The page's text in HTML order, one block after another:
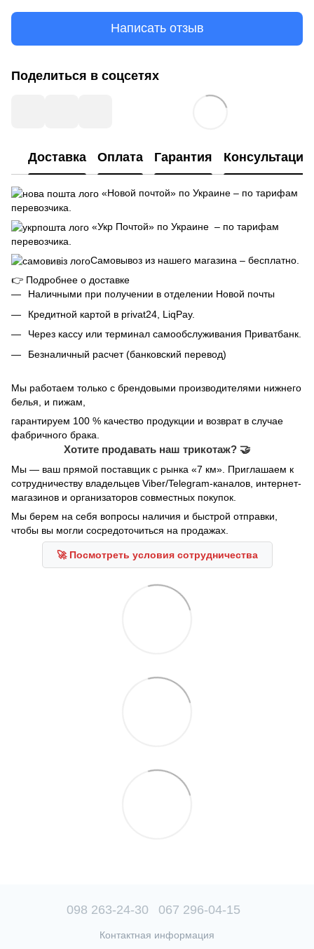
Написать отзыв
Поделиться в соцсетях
Доставка Оплата Гарантия Консультация
«Новой почтой» по Украине – по тарифам
перевозчика.
«Укр Почтой» по Украине – по тарифам
перевозчика.
Самовывоз из нашего магазина – бесплатно.
👉 Подробнее о доставке
Наличными при получении в отделении Новой почты
Кредитной картой в privat24, LiqPay.
Через кассу или терминал самообслуживания Приватбанк.
Безналичный расчет (банковский перевод)
Мы работаем только с брендовыми производителями нижнего
белья, и пижам,
гарантируем 100 % качество продукции и возврат в случае
фабричного брака.
Хотите продавать наш трикотаж? 🤝
Мы — ваш прямой поставщик с рынка «7 км». Приглашаем к
сотрудничеству владельцев Viber/Telegram-каналов, интернет-
магазинов и организаторов совместных покупок.
Мы берем на себя вопросы наличия и быстрой отправки,
чтобы вы могли сосредоточиться на продажах.
🚀 Посмотреть условия сотрудничества
098 263-24-30 067 296-04-15
Контактная информация